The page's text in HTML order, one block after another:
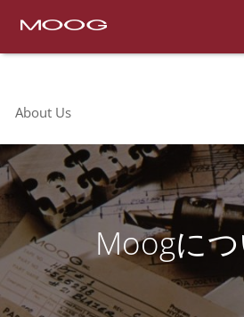
About Us
Moogに